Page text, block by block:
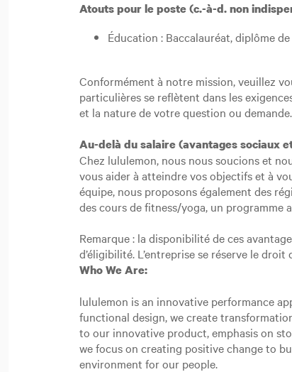
Atouts pour le poste (c.-à-d. non
Éducation : Baccalauréat, diplôme
Conformément à notre mission, veuillez
particulières se reflètent dans les
et la nature de votre question ou demande.
Au-delà du salaire (avantages sociaux
Chez lululemon, nous nous soucions et
vous aider à atteindre vos objectifs et à
équipe, nous proposons également des
des cours de fitness/yoga, un programme
Remarque : la disponibilité de ces
d’éligibilité. L’entreprise se réserve le
Who We Are:
lululemon is an innovative performance
functional design, we create
to our innovative product, emphasis on
we focus on creating positive change to
environment for our people.